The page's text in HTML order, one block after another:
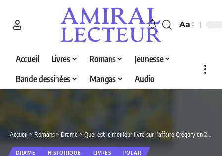
Aa
Accueil Livres Romans
Jeunesse
Bande dessinées
Mangas Audio
Accueil > Romans> Drame> Quel est le meilleur livre sur l’affaire Grégory en 2026 ? Découvrez nos 5 sélections
DRAME HISTORIQUE LIVRES
POLAR